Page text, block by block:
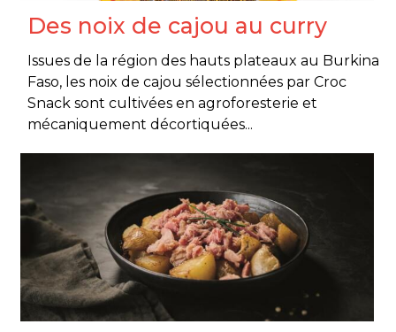
Des noix de cajou au curry
Issues de la région des hauts plateaux au Burkina
Faso, les noix de cajou sélectionnées par Croc
Snack sont cultivées en agroforesterie et
mécaniquement décortiquées...